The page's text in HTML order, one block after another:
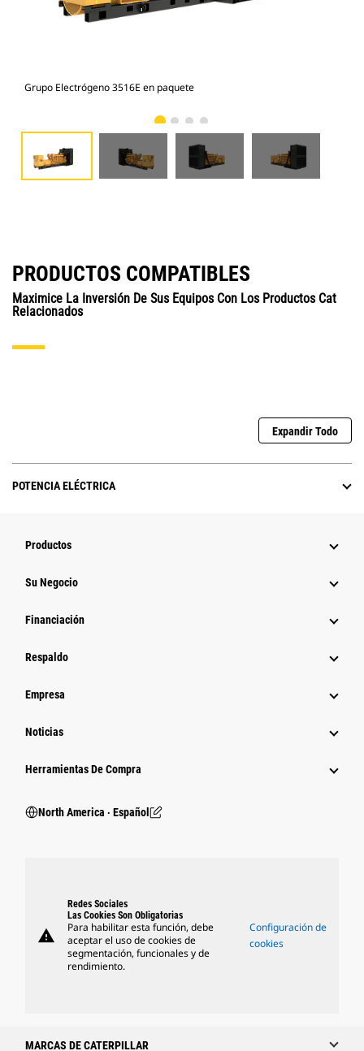
Grupo Electrógeno 3516E en paquete
PRODUCTOS COMPATIBLES
Maximice La Inversión De Sus Equipos Con Los Productos Cat
Relacionados
Expandir Todo
POTENCIA ELÉCTRICA
Productos
Su Negocio
Financiación
Respaldo
Empresa
Noticias
Herramientas De Compra
North America ‧ Español
warning
Redes Sociales
Las Cookies Son Obligatorias
Para habilitar esta función, debe
aceptar el uso de cookies de
segmentación, funcionales y de
rendimiento.
Configuración de
cookies
MARCAS DE CATERPILLAR